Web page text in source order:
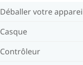
Déballer votre
Casque
Contrôleur